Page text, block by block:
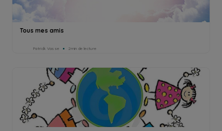
Tous mes amis
Patrick Vasse 2min de lecture